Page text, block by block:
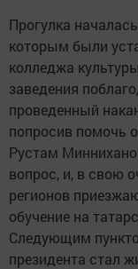
Прогулка
которым были
колледжа
заведения
проведенный
попросив помочь
Рустам
вопрос, и, в свою
регионов
обучение на
Следующим
президента стал